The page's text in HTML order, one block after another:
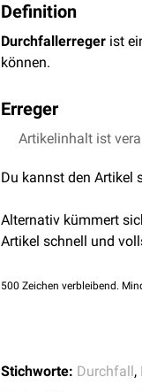
Definition
Durchfallerreger ist
können.
Erreger
Verschiedene
Pathogene beim
Coronaviren
Salmonella
Cryptosporidium
Artikelinhalt ist
Du kannst den Artikel
Alternativ kümmert
Artikel schnell und
500 Zeichen verbleibend.
Stichworte: Durchfall,